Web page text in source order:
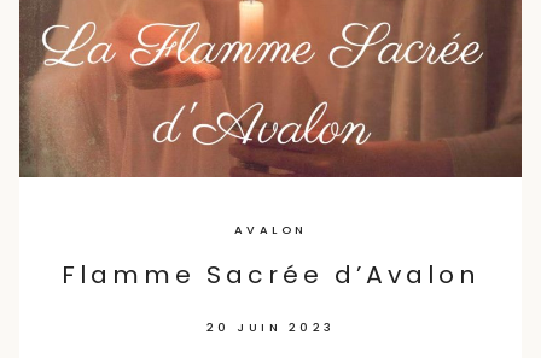
AVALON
Flamme Sacrée d’Avalon
20 JUIN 2023